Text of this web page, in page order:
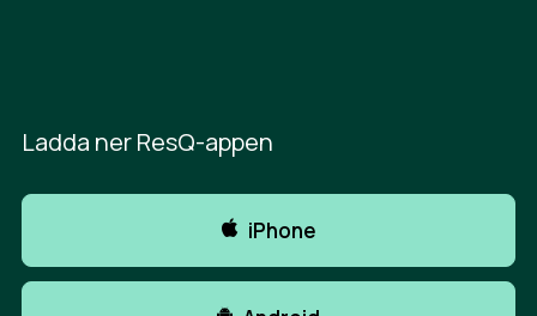
Ladda ner ResQ-appen
iPhone